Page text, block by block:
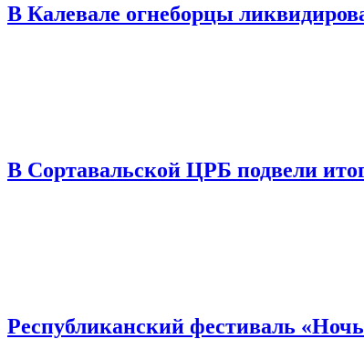
В Калевале огнеборцы
В Сортавальской ЦРБ подвели
Республиканский фестиваль